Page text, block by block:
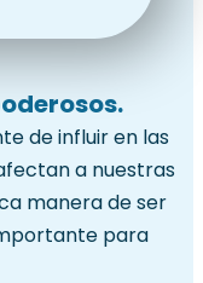
de influir en las
a nuestras
manera de ser
para